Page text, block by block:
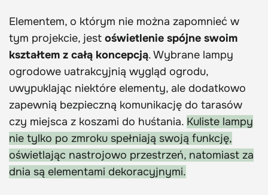
Elementem, o którym nie można zapomnieć w
tym projekcie, jest oświetlenie spójne swoim
kształtem z całą koncepcją. Wybrane lampy
ogrodowe uatrakcyjnią wygląd ogrodu,
uwypuklając niektóre elementy, ale dodatkowo
zapewnią bezpieczną komunikację do tarasów
czy miejsca z koszami do huśtania. Kuliste lampy
nie tylko po zmroku spełniają swoją funkcję,
oświetlając nastrojowo przestrzeń, natomiast za
dnia są elementami dekoracyjnymi.